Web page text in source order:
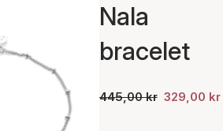
Nala
bracelet
445,00 kr 329,00 kr